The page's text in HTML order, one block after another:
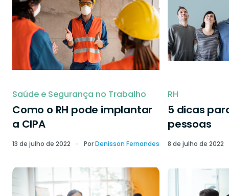
Saúde e Segurança no Trabalho
Como o RH pode implantar
a CIPA
13 de julho de 2022 PorDenisson Fernandes
RH
5 dicas
pessoas
8 de julho de 2022